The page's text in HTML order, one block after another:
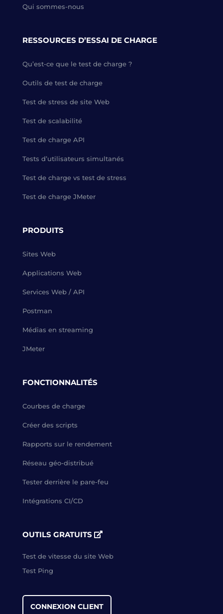
Qui sommes-nous
RESSOURCES D’ESSAI DE CHARGE
Qu’est-ce que le test de charge ?
Outils de test de charge
Test de stress de site Web
Test de scalabilité
Test de charge API
Tests d’utilisateurs simultanés
Test de charge vs test de stress
Test de charge JMeter
PRODUITS
Sites Web
Applications Web
Services Web / API
Postman
Médias en streaming
JMeter
FONCTIONNALITÉS
Courbes de charge
Créer des scripts
Rapports sur le rendement
Réseau géo-distribué
Tester derrière le pare-feu
Intégrations CI/CD
OUTILS GRATUITS
Test de vitesse du site Web
Test Ping
CONNEXION CLIENT